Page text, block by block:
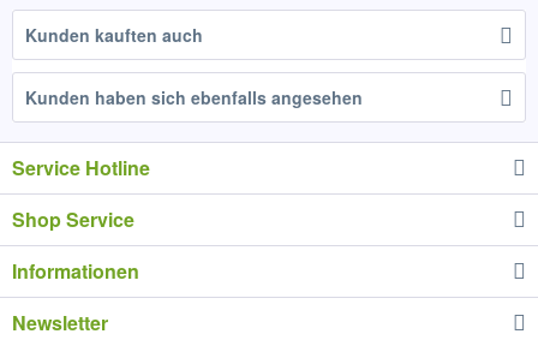
Kunden kauften auch
Kunden haben sich ebenfalls angesehen
Service Hotline
Shop Service
Informationen
Newsletter